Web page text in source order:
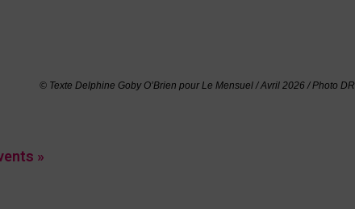
© Texte Delphine Goby O’Brien pour Le Mensuel / Avril 2026 / Photo DR
»